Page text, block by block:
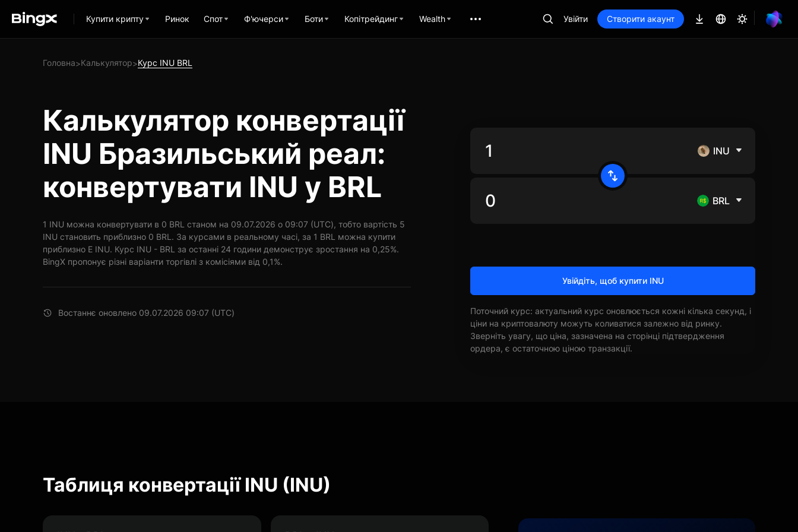
Купити крипту Ринок Спот Ф'ючерси Боти Копітрейдинг Wealth Увійти Створити акаунт
Головна>Калькулятор>Курс INU BRL
Калькулятор конвертації
INU Бразильський реал:
конвертувати INU у BRL
1 INU можна конвертувати в 0 BRL станом на 09.07.2026 о 09:07 (UTC), тобто вартість 5
INU становить приблизно 0 BRL. За курсами в реальному часі, за 1 BRL можна купити
приблизно E INU. Курс INU - BRL за останні 24 години демонструє зростання на 0,25%.
BingX пропонує різні варіанти торгівлі з комісіями від 0,1%.
Востаннє оновлено 09.07.2026 09:07 (UTC)
INU
BRL
Увійдіть, щоб купити INU
Поточний курс: актуальний курс оновлюється кожні кілька секунд, і
ціни на криптовалюту можуть коливатися залежно від ринку.
Зверніть увагу, що ціна, зазначена на сторінці підтвердження
ордера, є остаточною ціною транзакції.
Таблиця конвертації INU (INU)